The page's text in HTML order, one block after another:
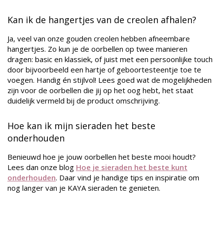
Kan ik de hangertjes van de creolen afhalen?
Ja, veel van onze gouden creolen hebben afneembare
hangertjes. Zo kun je de oorbellen op twee manieren
dragen: basic en klassiek, of juist met een persoonlijke touch
door bijvoorbeeld een hartje of geboortesteentje toe te
voegen. Handig én stijlvol! Lees goed wat de mogelijkheden
zijn voor de oorbellen die jij op het oog hebt, het staat
duidelijk vermeld bij de product omschrijving.
Hoe kan ik mijn sieraden het beste
onderhouden
Benieuwd hoe je jouw oorbellen het beste mooi houdt?
Lees dan onze blog Hoe je sieraden het beste kunt
onderhouden. Daar vind je handige tips en inspiratie om
nog langer van je KAYA sieraden te genieten.